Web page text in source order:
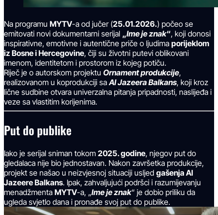
Na programu MYTV-a od jučer (25.01.2026.) počeo se
emitovati novi dokumentarni serijal „Ime je znak“, koji donosi
inspirativne, emotivne i autentične priče o ljudima porijeklom
iz Bosne i Hercegovine, čiji su životni putevi oblikovani
imenom, identitetom i prostorom iz kojeg potiču.
Riječ je o autorskom projektu Ornament produkcije,
realizovanom u koprodukciji saAl Jazeera Balkans, koji kroz
lične sudbine otvara univerzalna pitanja pripadnosti, naslijeđa i
veze sa vlastitim korijenima.
Put do publike
Iako je serijal sniman tokom 2025. godine, njegov put do
gledalaca nije bio jednostavan. Nakon završetka produkcije,
projekt se našao u neizvjesnoj situaciji usljed gašenja Al
Jazeere Balkans. Ipak, zahvaljujući podršci i razumijevanju
menadžmenta MYTV-a, „Ime je znak“ je dobio priliku da
ugleda svjetlo dana i pronađe svoj put do publike.